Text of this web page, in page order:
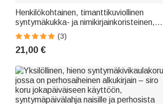
Henkilökohtainen, timanttikuviollinen
syntymäkukka- ja nimikirjainkoristeinen,
tilava korduroikassi, jossa on nimi –
päivittäiseen käyttöön sopiva
syntymäpäivälahja naiselle tai tytölle
(3)
21,00 €